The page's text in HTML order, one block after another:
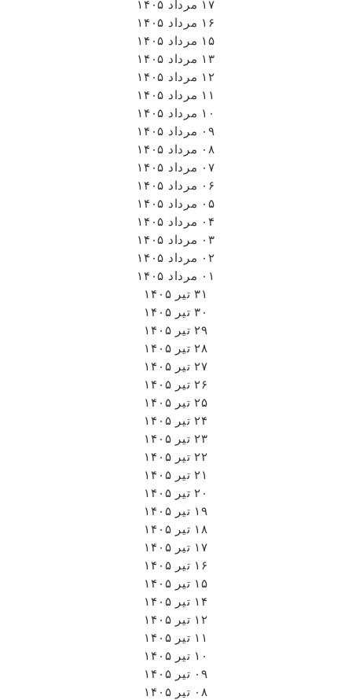
۱۷ مرداد ۱۴۰۵
۱۶ مرداد ۱۴۰۵
۱۵ مرداد ۱۴۰۵
۱۳ مرداد ۱۴۰۵
۱۲ مرداد ۱۴۰۵
۱۱ مرداد ۱۴۰۵
۱۰ مرداد ۱۴۰۵
۰۹ مرداد ۱۴۰۵
۰۸ مرداد ۱۴۰۵
۰۷ مرداد ۱۴۰۵
۰۶ مرداد ۱۴۰۵
۰۵ مرداد ۱۴۰۵
۰۴ مرداد ۱۴۰۵
۰۳ مرداد ۱۴۰۵
۰۲ مرداد ۱۴۰۵
۰۱ مرداد ۱۴۰۵
۳۱ تیر ۱۴۰۵
۳۰ تیر ۱۴۰۵
۲۹ تیر ۱۴۰۵
۲۸ تیر ۱۴۰۵
۲۷ تیر ۱۴۰۵
۲۶ تیر ۱۴۰۵
۲۵ تیر ۱۴۰۵
۲۴ تیر ۱۴۰۵
۲۳ تیر ۱۴۰۵
۲۲ تیر ۱۴۰۵
۲۱ تیر ۱۴۰۵
۲۰ تیر ۱۴۰۵
۱۹ تیر ۱۴۰۵
۱۸ تیر ۱۴۰۵
۱۷ تیر ۱۴۰۵
۱۶ تیر ۱۴۰۵
۱۵ تیر ۱۴۰۵
۱۴ تیر ۱۴۰۵
۱۲ تیر ۱۴۰۵
۱۱ تیر ۱۴۰۵
۱۰ تیر ۱۴۰۵
۰۹ تیر ۱۴۰۵
۰۸ تیر ۱۴۰۵